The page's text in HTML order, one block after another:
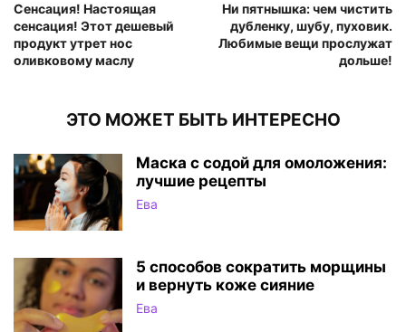
Сенсация! Настоящая
сенсация! Этот дешевый
продукт утрет нос
оливковому маслу
Ни пятнышка: чем чистить
дубленку, шубу, пуховик.
Любимые вещи прослужат
дольше!
ЭТО МОЖЕТ БЫТЬ ИНТЕРЕСНО
Маска с содой для омоложения:
лучшие рецепты
Ева
5 способов сократить морщины
и вернуть коже сияние
Ева